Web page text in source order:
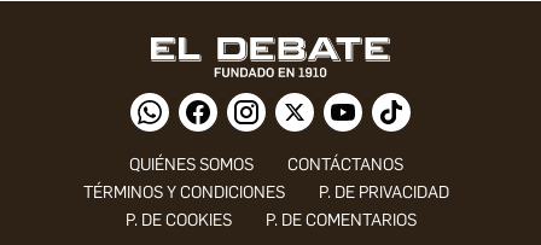
QUIÉNES SOMOS
CONTÁCTANOS
TÉRMINOS Y CONDICIONES
P. DE PRIVACIDAD
P. DE COOKIES
P. DE COMENTARIOS